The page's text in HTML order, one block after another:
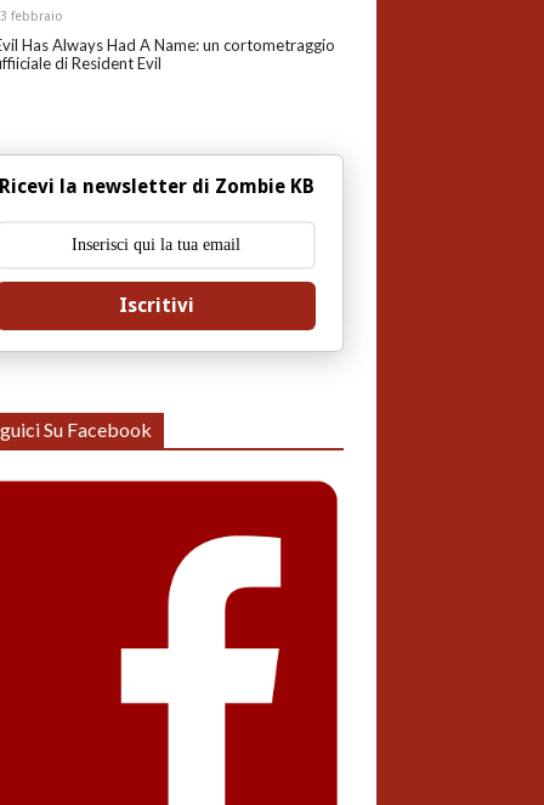
Has Always Had A Name: un cortometraggio
di Resident Evil
febbraio
la newsletter di Zombie KB
Iscritivi
Su Facebook